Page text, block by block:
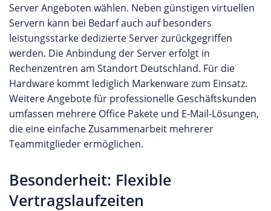
Server Angeboten wählen. Neben günstigen virtuellen
Servern kann bei Bedarf auch auf besonders
leistungsstarke dedizierte Server zurückgegriffen
werden. Die Anbindung der Server erfolgt in
Rechenzentren am Standort Deutschland. Für die
Hardware kommt lediglich Markenware zum Einsatz.
Weitere Angebote für professionelle Geschäftskunden
umfassen mehrere Office Pakete und E-Mail-Lösungen,
die eine einfache Zusammenarbeit mehrerer
Teammitglieder ermöglichen.
Besonderheit: Flexible
Vertragslaufzeiten